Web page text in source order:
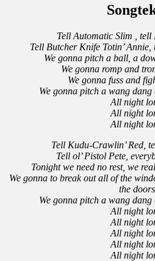
Tell Automatic Slim , tell
Tell Butcher Knife Totin’
We gonna pitch a ball, a
We gonna romp and
We gonna fuss and
We gonna pitch a wang
All night
All night
All night
Tell Kudu-Crawlin’ Red,
Tell ol’ Pistol Pete,
Tonight we need no rest, we
We gonna to break out all of the
the doors
We gonna pitch a wang
All night
All night
All night
All night
All night